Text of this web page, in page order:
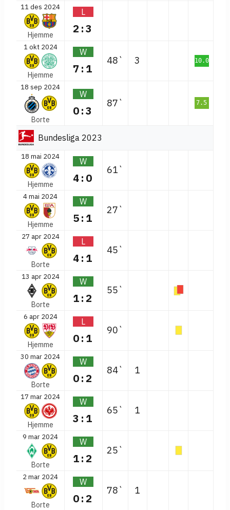
11 des 2024
Hjemme
L
2:3
1 okt 2024
Hjemme
W
7:1
48` 3 10.0
18 sep 2024
Borte
W
0:3
87` 7.5
Bundesliga 2023
18 mai 2024
Hjemme
W
4:0
61`
4 mai 2024
Hjemme
W
5:1
27`
27 apr 2024
Borte
L
4:1
45`
13 apr 2024
Borte
W
1:2
55`
6 apr 2024
Hjemme
L
0:1
90`
30 mar 2024
Borte
W
0:2
84` 1
17 mar 2024
Hjemme
W
3:1
65` 1
9 mar 2024
Borte
W
1:2
25`
2 mar 2024
Borte
W
0:2
78` 1